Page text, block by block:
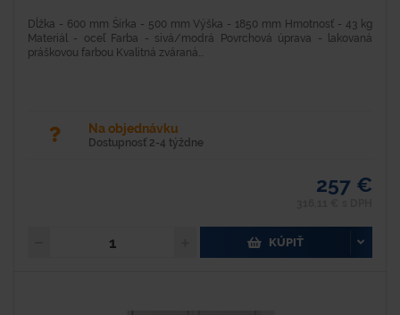
Dĺžka - 600 mm Šírka - 500 mm Výška - 1850 mm Hmotnosť - 43 kg
Materiál - oceľ Farba - sivá/modrá Povrchová úprava - lakovaná
práškovou farbou Kvalitná zváraná...
Na objednávku
Dostupnosť 2-4 týždne
257 €
KÚPIŤ